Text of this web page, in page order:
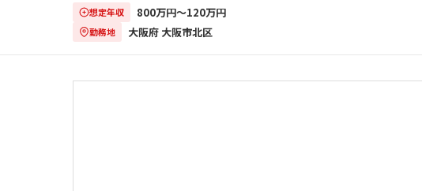
想定年収 800万円〜120万円
勤務地 大阪府 大阪市北区